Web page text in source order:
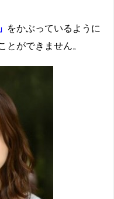
をかぶっているように
とができません。